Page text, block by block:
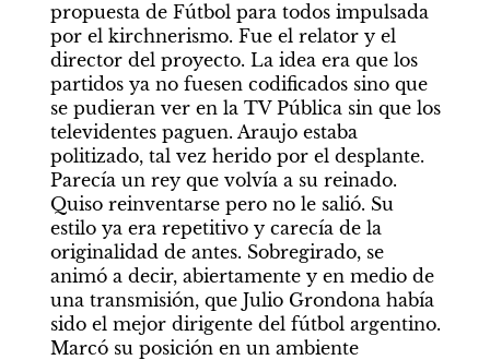
propuesta de Fútbol para todos impulsada
por el kirchnerismo. Fue el relator y el
director del proyecto. La idea era que los
partidos ya no fuesen codificados sino que
se pudieran ver en la TV Pública sin que los
televidentes paguen. Araujo estaba
politizado, tal vez herido por el desplante.
Parecía un rey que volvía a su reinado.
Quiso reinventarse pero no le salió. Su
estilo ya era repetitivo y carecía de la
originalidad de antes. Sobregirado, se
animó a decir, abiertamente y en medio de
una transmisión, que Julio Grondona había
sido el mejor dirigente del fútbol argentino.
Marcó su posición en un ambiente